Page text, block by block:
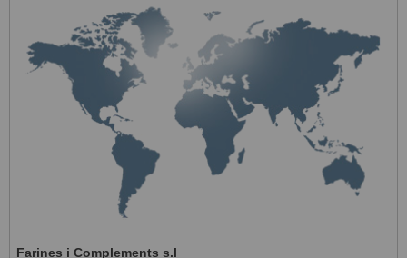
Farines i Complements s.l